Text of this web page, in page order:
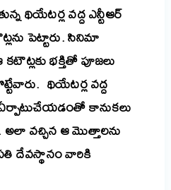
థియేటర్ల వద్ద ఎన్టీఆర్
పెట్టారు. సినిమా
భక్తితో పూజలు
థియేటర్ల వద్ద
కానుకలు
అలా వచ్చిన ఆ మొత్తాలను
దేవస్థానం వారికి